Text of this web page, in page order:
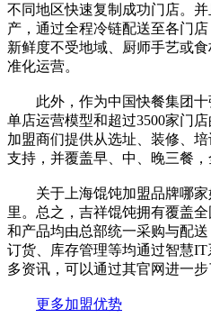
不同地区快速复制成功门店。‌
产，通过全程冷链配送至各门
新鲜度不受地域、厨师手艺或
准化运营。
此外，作为中国快餐集团十
单店运营模型和超过3500家门
加盟商们提供从选址、装修、
支持，并覆盖早、中、晚三餐，
关于上海馄饨加盟品牌哪家
里。总之，吉祥馄饨拥有覆盖
和产品均由总部统一采购与配
订货、库存管理等均通过智慧
多资讯，可以通过其官网进一步
更多加盟优势